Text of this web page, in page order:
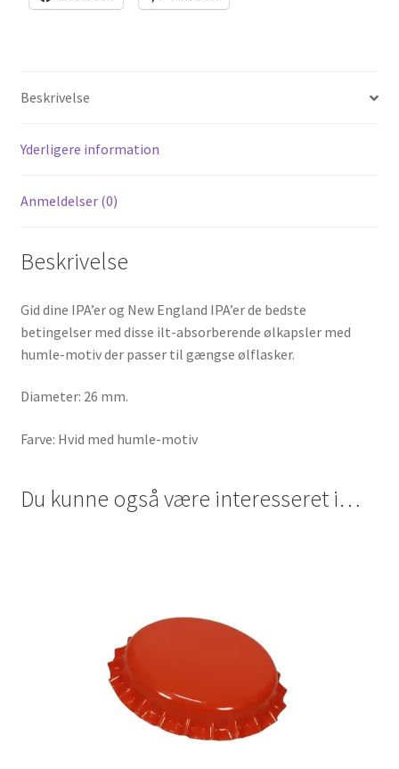
Beskrivelse
Yderligere information
Anmeldelser (0)
Beskrivelse
Gid dine IPA’er og New England IPA’er de bedste
betingelser med disse ilt-absorberende ølkapsler med
humle-motiv der passer til gængse ølflasker.
Diameter: 26 mm.
Farve: Hvid med humle-motiv
Du kunne også være interesseret i…